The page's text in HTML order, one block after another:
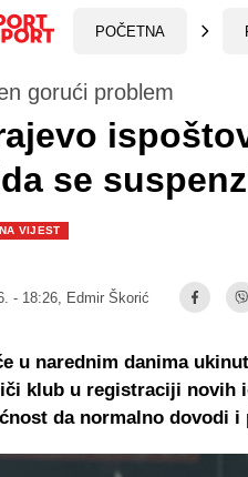
POČETNA
gorući problem
se
VIJEST
- 18:26, Edmir Škorić
u narednim danima
klub u registraciji novih
da normalno dovodi